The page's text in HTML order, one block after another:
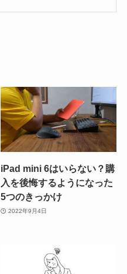
iPad mini 6はいらない？購
入を後悔するようになった
5つのきっかけ
2022年9月4日